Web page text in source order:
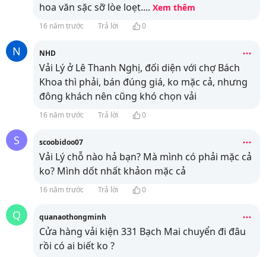
hoa văn sặc sỡ lòe loẹt.... Xem thêm
16 năm trước Trả lời 0
N NHD
Vải Lý ở Lê Thanh Nghị, đối diện với chợ Bách
Khoa thì phải, bán đúng giá, ko mặc cả, nhưng
đông khách nên cũng khó chọn vải
16 năm trước Trả lời 0
S scoobidoo07
Vải Lý chỗ nào hả bạn? Mà mình có phải mặc cả
ko? Mình dốt nhất khảon mặc cả
16 năm trước Trả lời 0
Q quanaothongminh
Cửa hàng vải kiện 331 Bạch Mai chuyển đi đâu
rồi có ai biết ko ?